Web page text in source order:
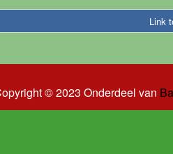
Link
© 2023 Onderdeel van